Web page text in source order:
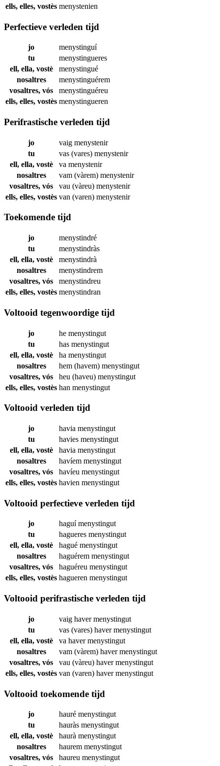
ells, elles, vostès menystenien
Perfectieve verleden tijd
jo
menystinguí
tu
menystingueres
ell, ella, vostè
menystingué
nosaltres
menystinguérem
vosaltres, vós
menystinguéreu
ells, elles, vostès menystingueren
Perifrastische verleden tijd
jo vaig menystenir
tu
vas (vares) menystenir
ell, ella, vostè
va menystenir
nosaltres
vam (vàrem) menystenir
vosaltres, vós
vau (vàreu) menystenir
ells, elles, vostès van (varen) menystenir
Toekomende tijd
jo
menystindré
tu
menystindràs
ell, ella, vostè
menystindrà
nosaltres
menystindrem
vosaltres, vós
menystindreu
ells, elles, vostès menystindran
Voltooid tegenwoordige tijd
jo he menystingut
tu
has menystingut
ell, ella, vostè
ha menystingut
nosaltres
hem (havem) menystingut
vosaltres, vós
heu (haveu) menystingut
ells, elles, vostès han menystingut
Voltooid verleden tijd
jo havia menystingut
tu
havies menystingut
ell, ella, vostè
havia menystingut
nosaltres
havíem menystingut
vosaltres, vós
havíeu menystingut
ells, elles, vostès havien menystingut
Voltooid perfectieve verleden tijd
jo haguímenystingut
tu
hagueres menystingut
ell, ella, vostè
hagué menystingut
nosaltres
haguérem menystingut
vosaltres, vós
haguéreu menystingut
ells, elles, vostès hagueren menystingut
Voltooid perifrastische verleden tijd
jo vaig havermenystingut
tu
vas (vares) havermenystingut
ell, ella, vostè
va havermenystingut
nosaltres
vam (vàrem) havermenystingut
vosaltres, vós
vau (vàreu) havermenystingut
ells, elles, vostès van (varen) havermenystingut
Voltooid toekomende tijd
jo hauré menystingut
tu
hauràs menystingut
ell, ella, vostè
haurà menystingut
nosaltres
haurem menystingut
vosaltres, vós
haureu menystingut